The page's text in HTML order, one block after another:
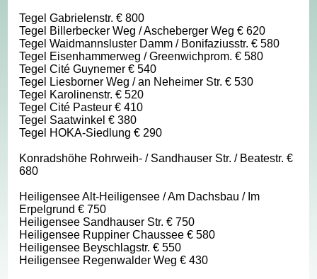
Tegel Gabrielenstr. € 800
Tegel Billerbecker Weg / Ascheberger Weg € 620
Tegel Waidmannsluster Damm / Bonifaziusstr. € 580
Tegel Eisenhammerweg / Greenwichprom. € 580
Tegel Cité Guynemer € 540
Tegel Liesborner Weg / an Neheimer Str. € 530
Tegel Karolinenstr. € 520
Tegel Cité Pasteur € 410
Tegel Saatwinkel € 380
Tegel HOKA-Siedlung € 290
Konradshöhe Rohrweih- / Sandhauser Str. / Beatestr. €
680
Heiligensee Alt-Heiligensee / Am Dachsbau / Im
Erpelgrund € 750
Heiligensee Sandhauser Str. € 750
Heiligensee Ruppiner Chaussee € 580
Heiligensee Beyschlagstr. € 550
Heiligensee Regenwalder Weg € 430